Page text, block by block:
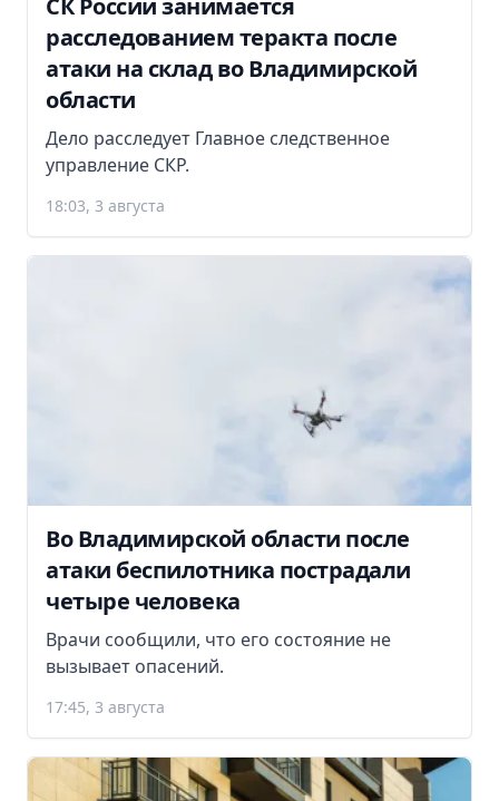
СК России занимается
расследованием теракта после
атаки на склад во Владимирской
области
Дело расследует Главное следственное
управление СКР.
18:03, 3 августа
Во Владимирской области после
атаки беспилотника пострадали
четыре человека
Врачи сообщили, что его состояние не
вызывает опасений.
17:45, 3 августа